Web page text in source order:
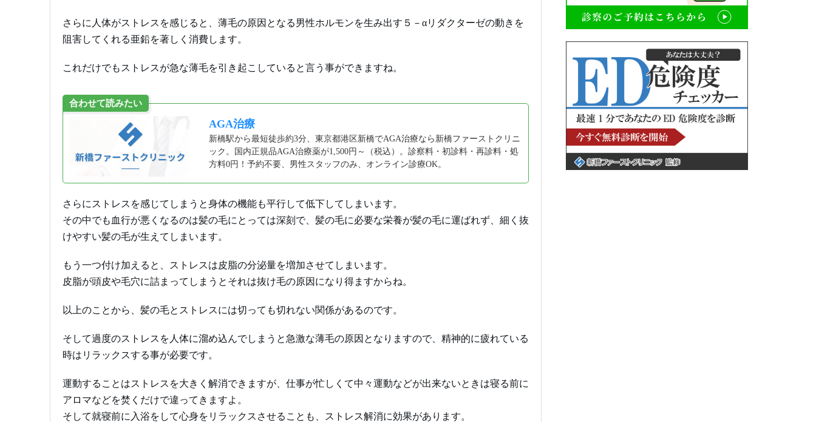
さらに人体がストレスを感じると、薄毛の原因となる男性ホルモンを生み出す５－αリダクターゼの動きを
阻害してくれる亜鉛を著しく消費します。
これだけでもストレスが急な薄毛を引き起こしていると言う事ができますね。
合わせて読みたい
AGA治療
新橋駅から最短徒歩約3分、東京都港区新橋でAGA治療なら新橋ファーストクリニ
ック。国内正規品AGA治療薬が1,500円～（税込）。診察料・初診料・再診料・処
方料0円！予約不要、男性スタッフのみ、オンライン診療OK。
さらにストレスを感じてしまうと身体の機能も平行して低下してしまいます。
その中でも血行が悪くなるのは髪の毛にとっては深刻で、髪の毛に必要な栄養が髪の毛に運ばれず、細く抜
けやすい髪の毛が生えてしまいます。
もう一つ付け加えると、ストレスは皮脂の分泌量を増加させてしまいます。
皮脂が頭皮や毛穴に詰まってしまうとそれは抜け毛の原因になり得ますからね。
以上のことから、髪の毛とストレスには切っても切れない関係があるのです。
そして過度のストレスを人体に溜め込んでしまうと急激な薄毛の原因となりますので、精神的に疲れている
時はリラックスする事が必要です。
運動することはストレスを大きく解消できますが、仕事が忙しくて中々運動などが出来ないときは寝る前に
アロマなどを焚くだけで違ってきますよ。
そして就寝前に入浴をして心身をリラックスさせることも、ストレス解消に効果があります。